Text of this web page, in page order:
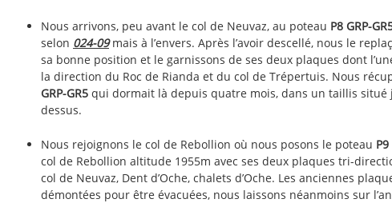
Nous arrivons, peu avant le col de Neuvaz, au poteau P8 GRP-
selon 024-09mais à l’envers. Après l’avoir descellé, nous le
sa bonne position et le garnissons de ses deux plaques dont
la direction du Roc de Rianda et du col de Trépertuis. Nous
GRP-GR5 qui dormait là depuis quatre mois, dans un taillis situé
dessus.
Nous rejoignons le col de Rebollion où nous posons le poteau P9
col de Rebollion altitude 1955m avec ses deux plaques tri-
col de Neuvaz, Dent d’Oche, chalets d’Oche. Les anciennes
démontées pour être évacuées, nous laissons néanmoins sur